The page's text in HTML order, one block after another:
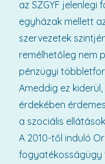
az SZGYF
egyházak mellett
szervezetek
remélhetőleg nem
pénzügyi
Ameddig ez
érdekében
a szociális
A 2010-től induló
fogyatékosságügy